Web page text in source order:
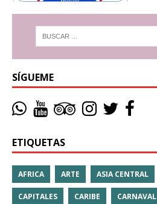
SÍGUEME
ETIQUETAS
AFRICA ARTE ASIA CENTRAL
CAPITALES CARIBE CARNAVAL